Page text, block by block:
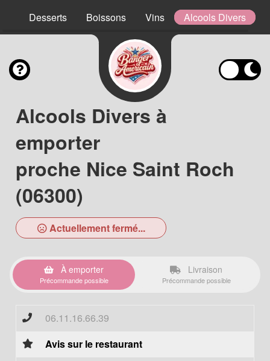
Desserts Boissons Vins Alcools Divers
Alcools Divers à
emporter
proche Nice Saint Roch
(06300)
Actuellement fermé...
À emporter
Précommande possible
Livraison
Précommande possible
06.11.16.66.39
Avis sur le restaurant